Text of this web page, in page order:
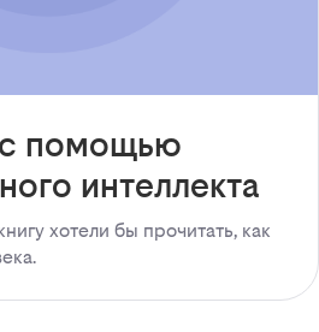
с помощью
интеллекта
хотели бы прочитать, как